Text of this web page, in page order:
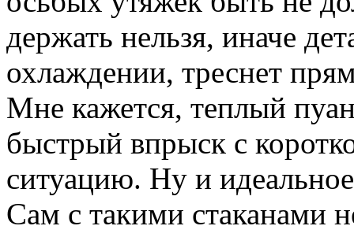
держать нельзя, иначе
охлаждении, треснет
Мне кажется, теплый
быстрый впрыск с
ситуацию. Ну и
Сам с такими стаканами